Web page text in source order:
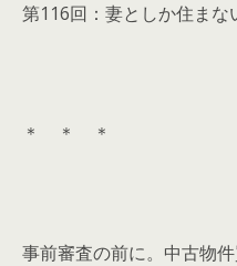
第116回：妻としか住ま
＊ ＊ ＊
事前審査の前に。中古物